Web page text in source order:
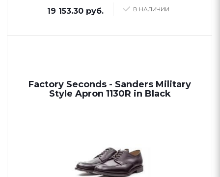
В НАЛИЧИИ
19 153.30 руб.
Factory Seconds - Sanders Military
Style Apron 1130R in Black